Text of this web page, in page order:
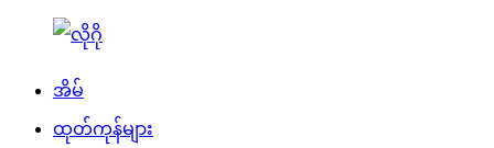
အိမ်
ထုတ်ကုန်များ